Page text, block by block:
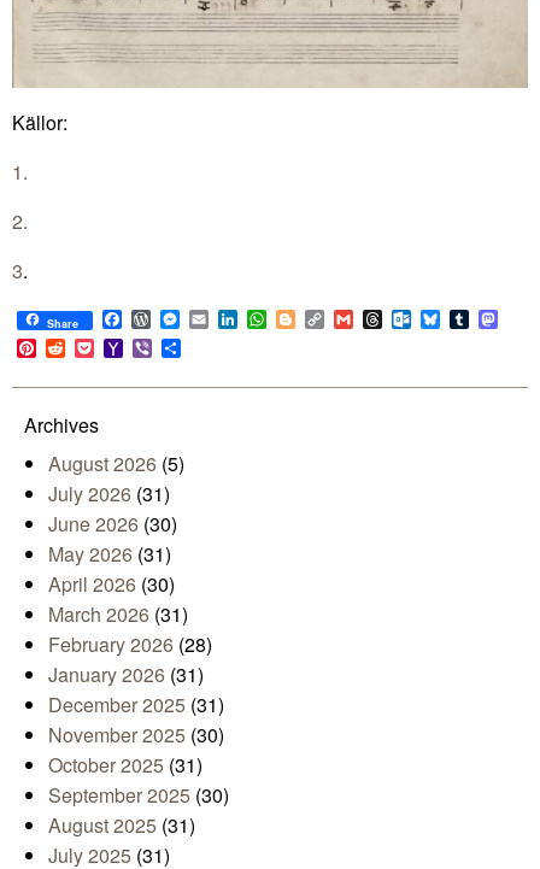
Källor:
1.
2.
3.
Share Facebook
WordPress
Messenger
EmailLinkedIn
WhatsApp
BloggerCopy
Link
GmailThreadsOutlook.com
BlueskyTumblr
Pinterest
RedditPocketYahoo
Mail
Viber
Archives
August 2026 (5)
July 2026 (31)
June 2026 (30)
May 2026 (31)
April 2026 (30)
March 2026 (31)
February 2026 (28)
January 2026 (31)
December 2025 (31)
November 2025 (30)
October 2025 (31)
September 2025 (30)
August 2025 (31)
July 2025 (31)